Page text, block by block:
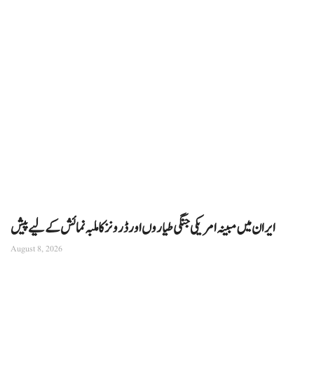
ایران میں مبینہ امریکی جنگی طیاروں اور ڈرونز کا ملبہ نمائش کے لیے پیش
August 8, 2026